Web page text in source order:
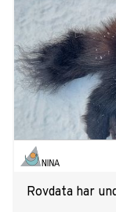
Rovdata har